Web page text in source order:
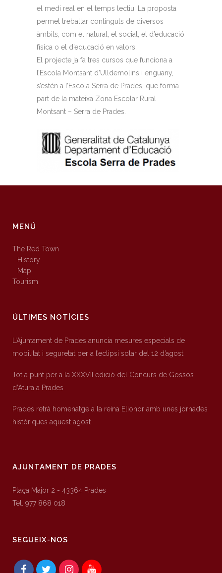
el medi real en el temps lectiu. La proposta
permet treballar continguts de diversos
àmbits, com el natural, el social, el d’educació
física o el d’educació en valors.
El projecte ja fa tres cursos que funciona a
l’Escola Montsant d’Ulldemolins i enguany,
s’estén a l’Escola Serra de Prades, que forma
part de la mateixa Zona Escolar Rural
Montsant – Serra de Prades.
MENÚ
The Red Town
History
Map
Tourism
ÚLTIMES NOTÍCIES
L’Ajuntament de Prades anuncia mesures especials de
mobilitat i seguretat per a l’eclipsi solar del 12 d’agost
Tot a punt per a la XXXVII edició del Concurs de Gossos
d’Atura a Prades
Prades retrà homenatge a la reina Elionor amb unes jornades
històriques aquest agost
AJUNTAMENT DE PRADES
Plaça Major 2 - 43364 Prades
Tel. 977 868 018
SEGUEIX-NOS